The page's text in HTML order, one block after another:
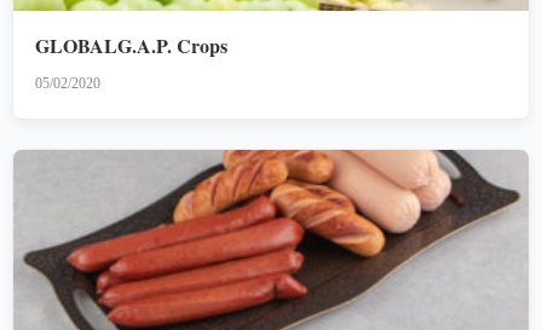
GLOBALG.A.P. Crops
05/02/2020